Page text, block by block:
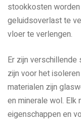
stookkosten
geluidsoverlast te
vloer te verlengen.
Er zijn
zijn voor het
materialen zijn
en minerale wol. Elk
eigenschappen en